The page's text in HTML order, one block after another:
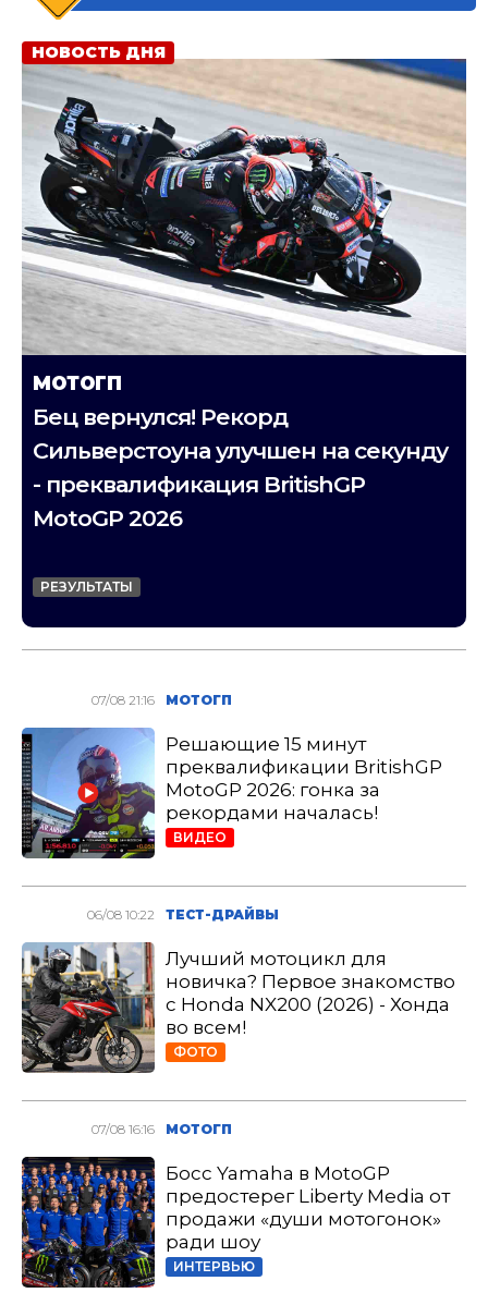
НОВОСТЬ ДНЯ
МОТОГП
Бец вернулся! Рекорд
Сильверстоуна улучшен на секунду
- преквалификация BritishGP
MotoGP 2026
РЕЗУЛЬТАТЫ
07/08 21:16 МОТОГП
Решающие 15 минут
преквалификации BritishGP
MotoGP 2026: гонка за
рекордами началась!
ВИДЕО
06/08 10:22 ТЕСТ-ДРАЙВЫ
Лучший мотоцикл для
новичка? Первое знакомство
с Honda NX200 (2026) - Хонда
во всем!
ФОТО
07/08 16:16 МОТОГП
Босс Yamaha в MotoGP
предостерег Liberty Media от
продажи «души мотогонок»
ради шоу
ИНТЕРВЬЮ